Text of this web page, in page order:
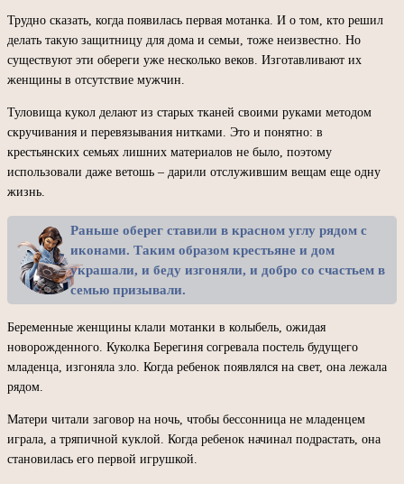
Трудно сказать, когда появилась первая мотанка. И о том, кто решил
делать такую защитницу для дома и семьи, тоже неизвестно. Но
существуют эти обереги уже несколько веков. Изготавливают их
женщины в отсутствие мужчин.
Туловища кукол делают из старых тканей своими руками методом
скручивания и перевязывания нитками. Это и понятно: в
крестьянских семьях лишних материалов не было, поэтому
использовали даже ветошь – дарили отслужившим вещам еще одну
жизнь.
Раньше оберег ставили в красном углу рядом с
иконами. Таким образом крестьяне и дом
украшали, и беду изгоняли, и добро со счастьем в
семью призывали.
Беременные женщины клали мотанки в колыбель, ожидая
новорожденного. Куколка Берегиня согревала постель будущего
младенца, изгоняла зло. Когда ребенок появлялся на свет, она лежала
рядом.
Матери читали заговор на ночь, чтобы бессонница не младенцем
играла, а тряпичной куклой. Когда ребенок начинал подрастать, она
становилась его первой игрушкой.